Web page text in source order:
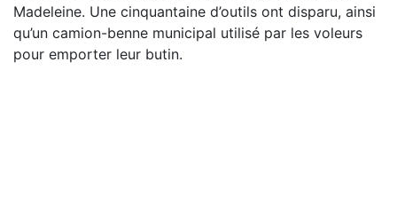
Madeleine. Une cinquantaine d’outils ont disparu, ainsi
qu’un camion-benne municipal utilisé par les voleurs
pour emporter leur butin.